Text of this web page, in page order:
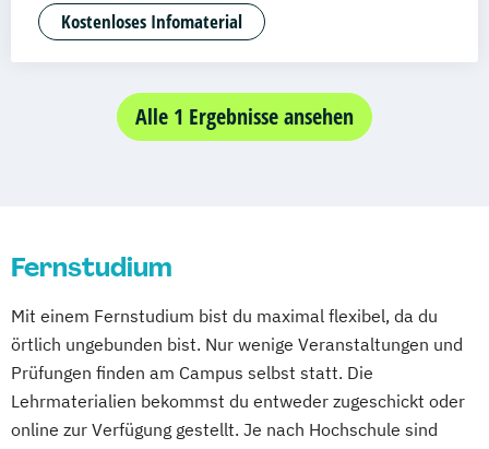
Agrarmanagement
Angewandte Germanistik
Angewandte Psychologie (DE/EN)
Angewandte Psychologie und Beratung
Bauingenieurwesen
Betriebswirtschaftslehre
Betriebswirtschaftslehre und Customer
Experience Management
Betriebswirtschaftslehre und Führung
Kostenloses Infomaterial
Alle 1 Ergebnisse ansehen
Fernstudium
Mit einem Fernstudium bist du maximal flexibel, da du
örtlich ungebunden bist. Nur wenige Veranstaltungen und
Prüfungen finden am Campus selbst statt. Die
Lehrmaterialien bekommst du entweder zugeschickt oder
online zur Verfügung gestellt. Je nach Hochschule sind